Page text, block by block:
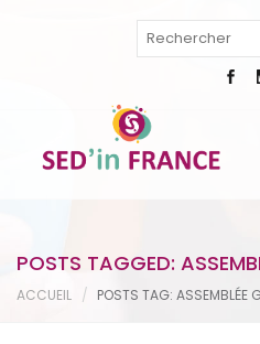
POSTS TAGGED:
ACCUEIL POSTS TAG: ASSEMBLÉE